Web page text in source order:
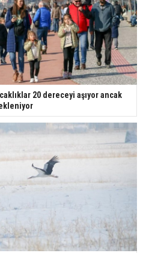
20 dereceyi aşıyor ancak